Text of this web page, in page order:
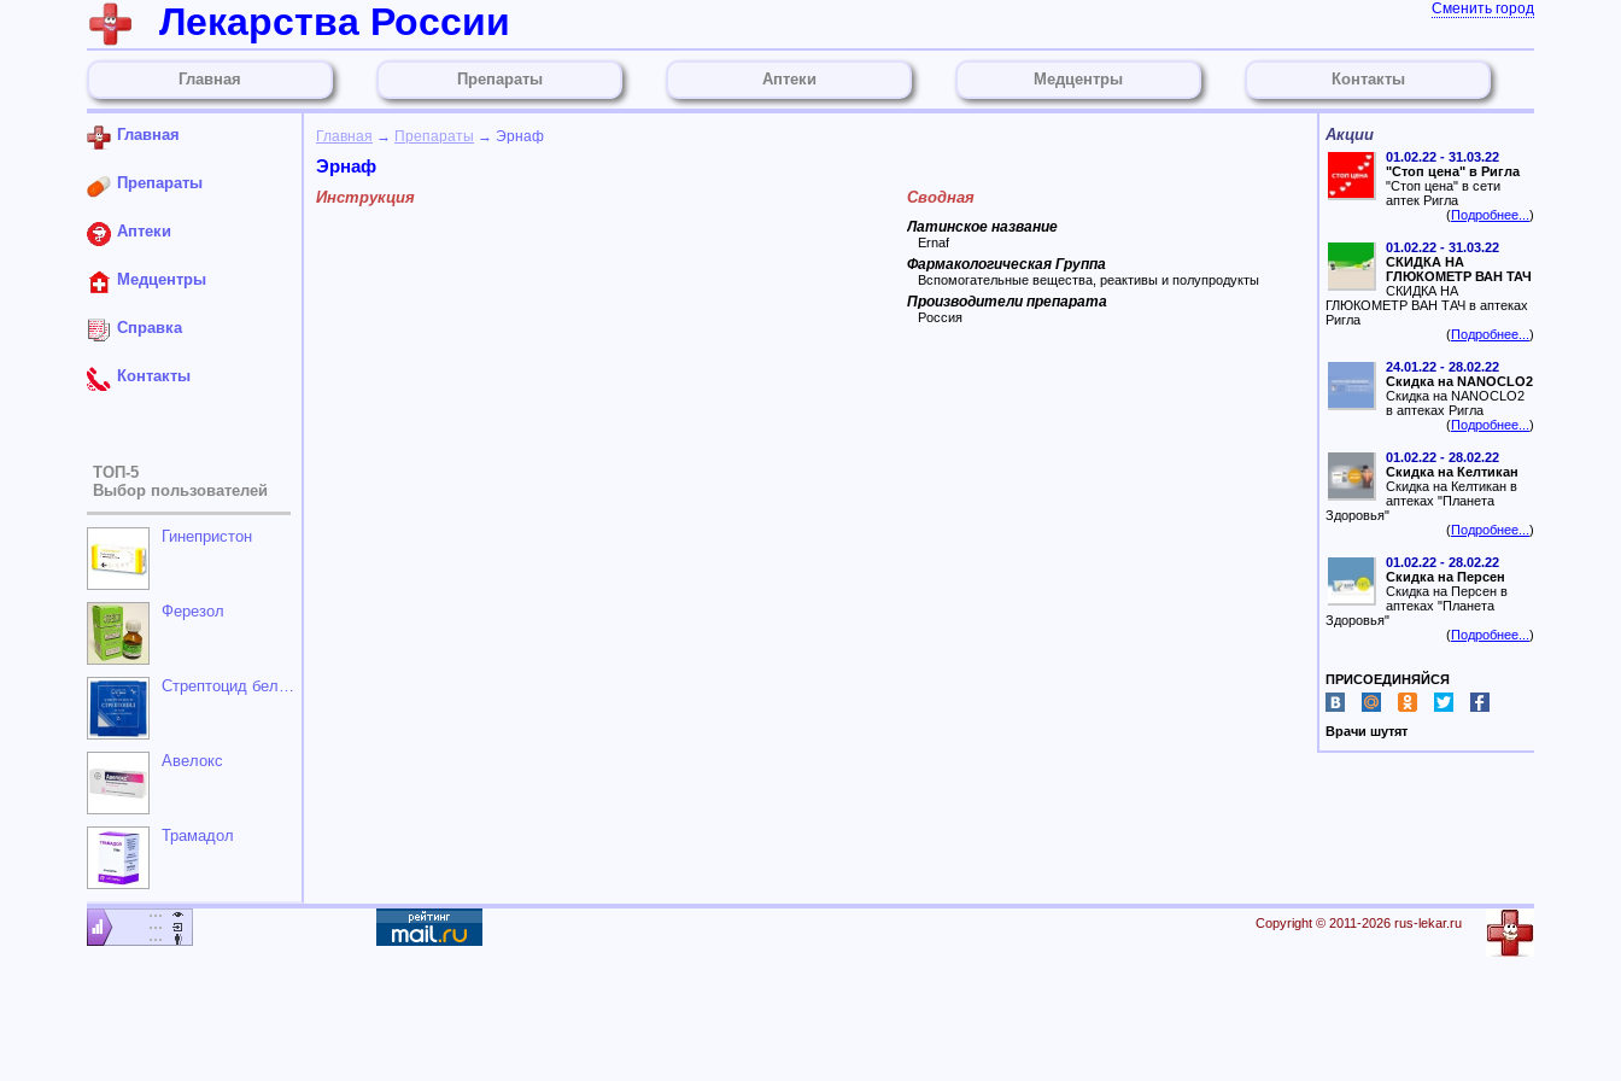
Лекарства России Сменить город
Главная Препараты Аптеки Медцентры Контакты
Главная
Препараты
Аптеки
Медцентры
Справка
Контакты
ТОП-5
Выбор пользователей
Гинепристон
Ферезол
Стрептоцид белый
Авелокс
Трамадол
Акции
01.02.22 - 31.03.22
"Стоп цена" в Ригла
"Стоп цена" в сети
аптек Ригла
(Подробнее... )
01.02.22 - 31.03.22
СКИДКА НА
ГЛЮКОМЕТР ВАН ТАЧ
СКИДКА НА
ГЛЮКОМЕТР ВАН ТАЧ в аптеках
Ригла
(Подробнее... )
24.01.22 - 28.02.22
Скидка на NANOCLO2
Скидка на NANOCLO2
в аптеках Ригла
(Подробнее... )
01.02.22 - 28.02.22
Скидка на Келтикан
Скидка на Келтикан в
аптеках "Планета
Здоровья"
(Подробнее... )
01.02.22 - 28.02.22
Скидка на Персен
Скидка на Персен в
аптеках "Планета
Здоровья"
(Подробнее... )
ПРИСОЕДИНЯЙСЯ
Врачи шутят
Главная → Препараты → Эрнаф
Эрнаф
Сводная
Латинское название
Ernaf
Фармакологическая Группа
Вспомогательные вещества, реактивы и полупродукты
Производители препарата
Россия
Инструкция
Copyright © 2011-2026 rus-lekar.ru